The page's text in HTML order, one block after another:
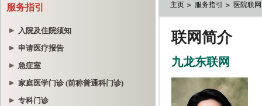
服务指引
入院及住院须知
申请医疗报告
急症室
家庭医学门诊 (前称普通科门诊)
专科门诊
主页 服务指引 医院联